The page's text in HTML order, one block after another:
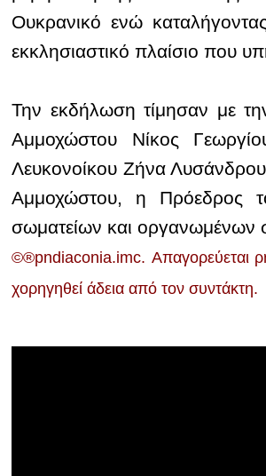
Ουκρανικό ενώ
εκκλησιαστικό πλαίσιο που
Την εκδήλωση τίμησαν με
Αμμοχώστου Νίκος
Λευκονοίκου Ζήνα
Αμμοχώστου, η Πρόεδρος
σωματείων και οργανωμένων
©®pndiaconia.imc. Απαγορεύεται
χορηγηθεί άδεια από τον συντάκτη.